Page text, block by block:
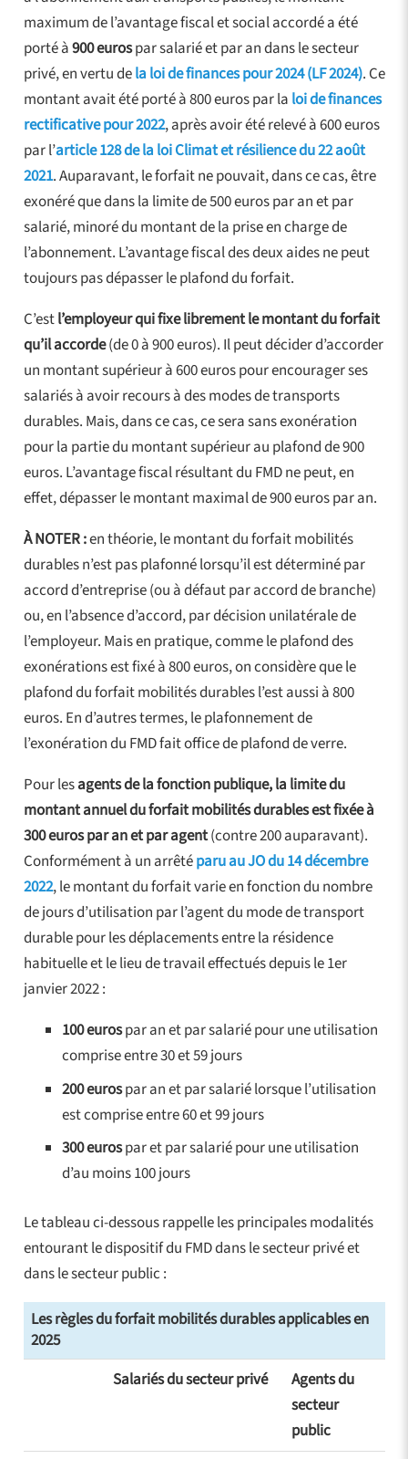
maximum de l’avantage fiscal et social accordé a été
porté à900 eurospar salarié et par an dans le secteur
privé, en vertu dela loi de finances pour 2024 (LF 2024). Ce
montant avait été porté à 800 euros par la loi de finances
rectificative pour 2022, après avoir été relevé à 600 euros
par l’article 128 de la loi Climat et résilience du 22 août
2021. Auparavant, le forfait ne pouvait, dans ce cas, être
exonéré que dans la limite de 500 euros par an et par
salarié, minoré du montant de la prise en charge de
l’abonnement. L’avantage fiscal des deux aides ne peut
toujours pas dépasser le plafond du forfait.
C’estl’employeur qui fixe librement le montant du forfait
qu’il accorde(de 0 à 900 euros). Il peut décider d’accorder
un montant supérieur à 600 euros pour encourager ses
salariés à avoir recours à des modes de transports
durables. Mais, dans ce cas, ce sera sans exonération
pour la partie du montant supérieur au plafond de 900
euros. L’avantage fiscal résultant du FMD ne peut, en
effet, dépasser le montant maximal de 900 euros par an.
À NOTER :en théorie, le montant du forfait mobilités
durables n’est pas plafonné lorsqu’il est déterminé par
accord d’entreprise (ou à défaut par accord de branche)
ou, en l’absence d’accord, par décision unilatérale de
l’employeur. Mais en pratique, comme le plafond des
exonérations est fixé à 800 euros, on considère que le
plafond du forfait mobilités durables l’est aussi à 800
euros. En d’autres termes, le plafonnement de
l’exonération du FMD fait office de plafond de verre.
Pour lesagents de la fonction publique, la limite du
montant annuel du forfait mobilités durables estfixée à
300 euros par an et par agent(contre 200 auparavant).
Conformément à un arrêtéparu au JO du 14 décembre
2022, le montant du forfait varie en fonction du nombre
de jours d’utilisation par l’agent du mode de transport
durable pour les déplacements entre la résidence
habituelle et le lieu de travail effectués depuis le 1er
janvier 2022 :
100 eurospar an et par salarié pour une utilisation
comprise entre 30 et 59 jours
200 eurospar an et par salarié lorsque l’utilisation
est comprise entre 60 et 99 jours
300 eurospar et par salarié pour une utilisation
d’au moins 100 jours
Le tableau ci-dessous rappelle les principales modalités
entourant le dispositif du FMD dans le secteur privé et
dans le secteur public :
Les règles du forfait mobilités durables applicables en
2025
Salariés du secteur privé
Agents du
secteur
public